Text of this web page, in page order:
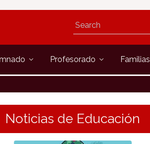
Profesorado Familias
Noticias de Educación